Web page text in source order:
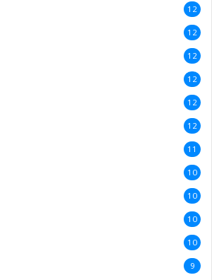
12
12
12
12
12
12
11
10
10
10
10
9